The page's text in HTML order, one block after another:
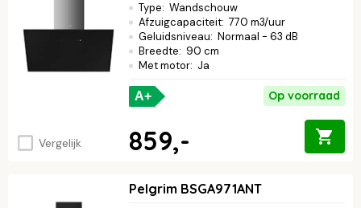
Vergelijk
Type: Wandschouw
Afzuigcapaciteit: 770 m3/uur
Geluidsniveau: Normaal - 63 dB
Breedte: 90 cm
Met motor: Ja
A+ Op voorraad
859,-
Pelgrim BSGA971ANT